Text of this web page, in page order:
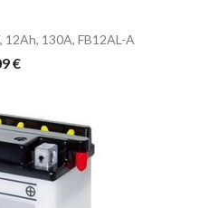
130A, FB12AL-A
€